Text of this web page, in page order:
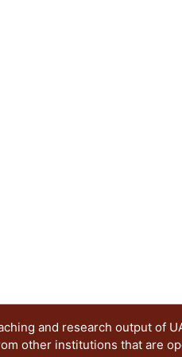
and research output of
other institutions that are